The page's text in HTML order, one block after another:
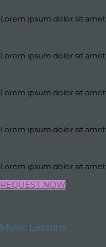
Lorem ipsum dolor sit amet
Lorem ipsum dolor sit amet
Lorem ipsum dolor sit amet
Lorem ipsum dolor sit amet
Lorem ipsum dolor sit amet
REQUEST NOW
Music Lessons